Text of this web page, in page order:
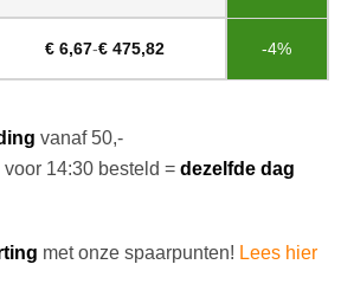
€ 6,67-€ 475,82 -4%
vanaf 50,-
14:30 besteld = dezelfde dag
met onze spaarpunten! Lees hier